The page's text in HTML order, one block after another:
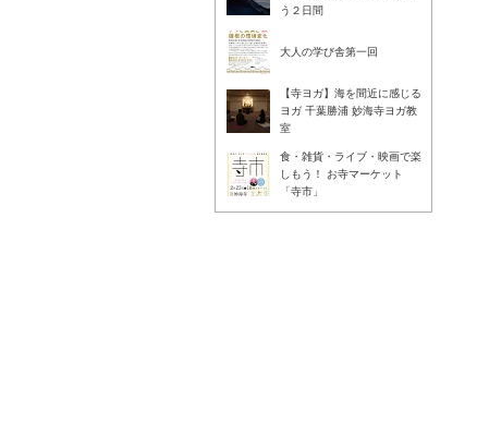
う２日間
大人の学び舎第一回
【寺ヨガ】海を間近に感じる
ヨガ 千葉勝浦 妙海寺ヨガ教
室
食・雑貨・ライブ・映画で楽
しもう！ お寺マーケット
「寺市」